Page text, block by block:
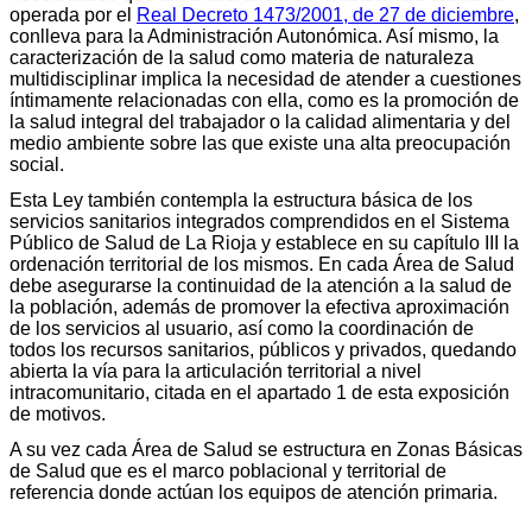
operada por el Real Decreto 1473/2001, de 27 de diciembre,
conlleva para la Administración Autonómica. Así mismo, la
caracterización de la salud como materia de naturaleza
multidisciplinar implica la necesidad de atender a cuestiones
íntimamente relacionadas con ella, como es la promoción de
la salud integral del trabajador o la calidad alimentaria y del
medio ambiente sobre las que existe una alta preocupación
social.
Esta Ley también contempla la estructura básica de los
servicios sanitarios integrados comprendidos en el Sistema
Público de Salud de La Rioja y establece en su capítulo III la
ordenación territorial de los mismos. En cada Área de Salud
debe asegurarse la continuidad de la atención a la salud de
la población, además de promover la efectiva aproximación
de los servicios al usuario, así como la coordinación de
todos los recursos sanitarios, públicos y privados, quedando
abierta la vía para la articulación territorial a nivel
intracomunitario, citada en el apartado 1 de esta exposición
de motivos.
A su vez cada Área de Salud se estructura en Zonas Básicas
de Salud que es el marco poblacional y territorial de
referencia donde actúan los equipos de atención primaria.